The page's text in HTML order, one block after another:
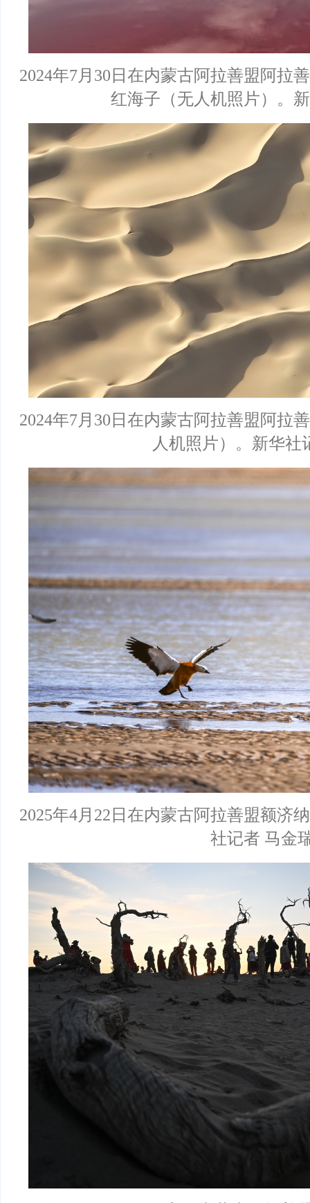
2024年7月30日在内蒙古阿拉善盟阿拉
红海子（无人机照片）。
2024年7月30日在内蒙古阿拉善盟阿拉
人机照片）。新华社
2025年4月22日在内蒙古阿拉善盟额济
社记者 马金